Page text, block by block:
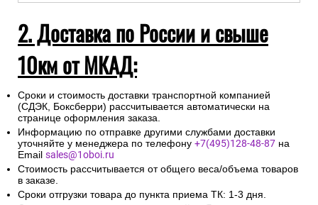
2. Доставка по России и свыше
10км от МКАД:
Сроки и стоимость доставки транспортной компанией
(СДЭК, Боксберри) рассчитывается автоматически на
странице оформления заказа.
Информацию по отправке другими службами доставки
уточняйте у менеджера по телефону +7(495)128-48-87 на
Email sales@1oboi.ru
Стоимость рассчитывается от общего веса/объема товаров
в заказе.
Сроки отгрузки товара до пункта приема ТК: 1-3 дня.